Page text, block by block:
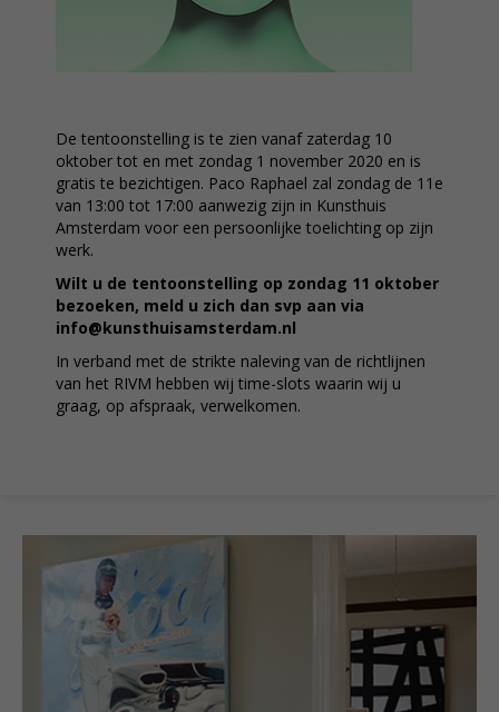
De tentoonstelling is te zien vanaf zaterdag 10
oktober tot en met zondag 1 november 2020 en is
gratis te bezichtigen. Paco Raphael zal zondag de 11e
van 13:00 tot 17:00 aanwezig zijn in Kunsthuis
Amsterdam voor een persoonlijke toelichting op zijn
werk.
Wilt u de tentoonstelling op zondag 11 oktober
bezoeken, meld u zich dan svp aan via
info@kunsthuisamsterdam.nl
In verband met de strikte naleving van de richtlijnen
van het RIVM hebben wij time-slots waarin wij u
graag, op afspraak, verwelkomen.